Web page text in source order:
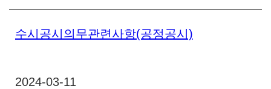
수시공시의무관련사항(공정공시)
2024-03-11